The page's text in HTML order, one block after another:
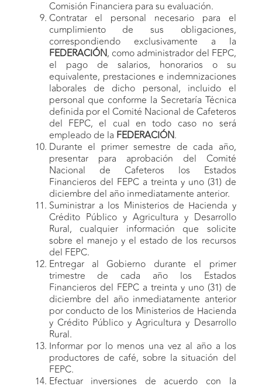
Comisión Financiera para su evaluación.
Contratar el personal necesario para el
cumplimiento de sus obligaciones,
correspondiendo exclusivamente a la
FEDERACIÓN, como administrador del FEPC,
el pago de salarios, honorarios o su
equivalente, prestaciones e indemnizaciones
laborales de dicho personal, incluido el
personal que conforme la Secretaría Técnica
definida por el Comité Nacional de Cafeteros
del FEPC, el cual en todo caso no será
empleado de la FEDERACIÓN.
Durante el primer semestre de cada año,
presentar para aprobación del Comité
Nacional de Cafeteros los Estados
Financieros del FEPC a treinta y uno (31) de
diciembre del año inmediatamente anterior.
Suministrar a los Ministerios de Hacienda y
Crédito Público y Agricultura y Desarrollo
Rural, cualquier información que solicite
sobre el manejo y el estado de los recursos
del FEPC.
Entregar al Gobierno durante el primer
trimestre de cada año los Estados
Financieros del FEPC a treinta y uno (31) de
diciembre del año inmediatamente anterior
por conducto de los Ministerios de Hacienda
y Crédito Público y Agricultura y Desarrollo
Rural.
Informar por lo menos una vez al año a los
productores de café, sobre la situación del
FEPC.
Efectuar inversiones de acuerdo con la